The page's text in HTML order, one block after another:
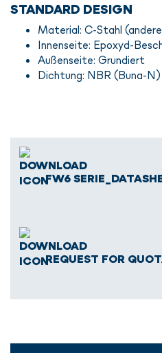
STANDARD DESIGN
Material: C-Stahl
Innenseite: Epoxyd-
Außenseite: Grundiert
Dichtung: NBR (Buna-N)
FW6
REQUEST FOR